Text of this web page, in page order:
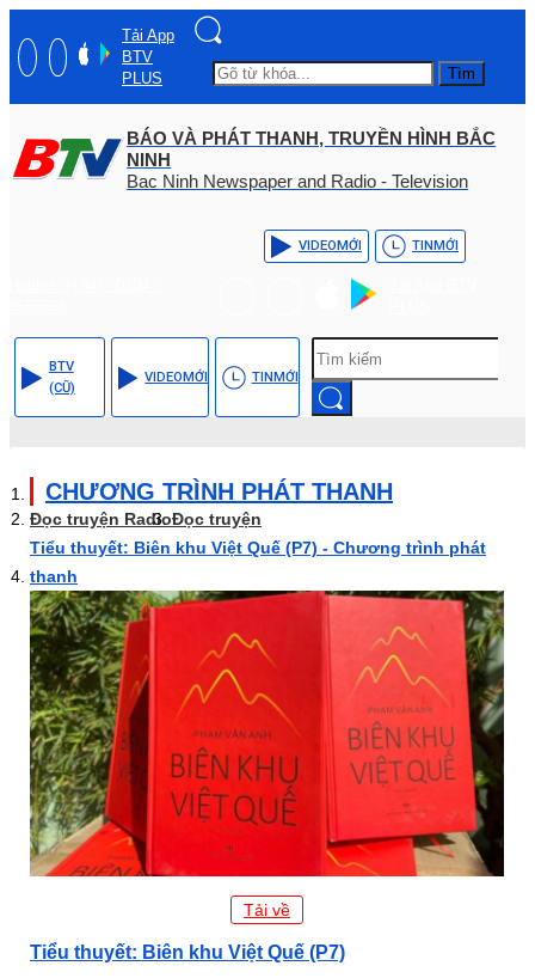
Tải App
BTV
PLUS
Tìm
BÁO VÀ PHÁT THANH, TRUYỀN HÌNH BẮC
NINH
Bac Ninh Newspaper and Radio - Television
VIDEOMỚI TINMỚI
BTV
(CŨ)
VIDEOMỚI TINMỚI
CHƯƠNG TRÌNH PHÁT THANH
Đọc truyện RadioĐọc truyện
Tiểu thuyết: Biên khu Việt Quế (P7) - Chương trình phát
thanh
Tải về
Tiểu thuyết: Biên khu Việt Quế (P7)